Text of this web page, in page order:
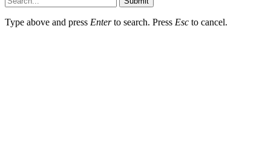
Type above and press Enterto search. Press Esc to cancel.